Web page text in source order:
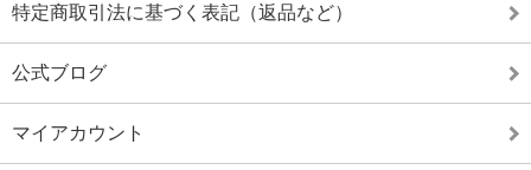
特定商取引法に基づく表記（返品など）
公式ブログ
マイアカウント